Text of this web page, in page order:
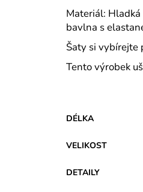
Materiál:
bavlna s
Šaty si vybírejte
Tento výrobek
DÉLKA
VELIKOST
DETAILY
591